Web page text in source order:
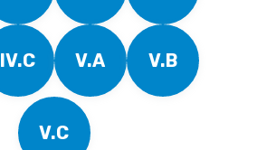
IV.C V.A V.B
V.C